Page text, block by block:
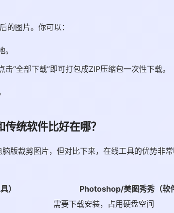
的图片。你可以：
“全部下载”即可打包成ZIP压缩包一次性下载。
统软件比好在哪？
版裁剪图片，但对比下来，在线工具的优势非
）
Photoshop/美图秀秀（软
需要下载安装，占用硬盘空间